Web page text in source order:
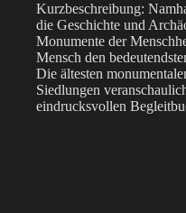
Kurzbeschreibung:
die Geschichte und
Monumente der
Mensch den
Die ältesten
Siedlungen
eindrucksvollen